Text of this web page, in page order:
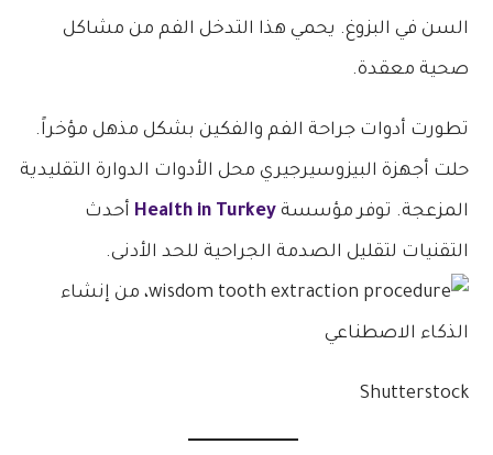
السن في البزوغ. يحمي هذا التدخل الفم من مشاكل
صحية معقدة.
تطورت أدوات جراحة الفم والفكين بشكل مذهل مؤخراً.
حلت أجهزة البيزوسيرجيري محل الأدوات الدوارة التقليدية
المزعجة. توفر مؤسسةHealth in Turkey أحدث
التقنيات لتقليل الصدمة الجراحية للحد الأدنى.
Shutterstock